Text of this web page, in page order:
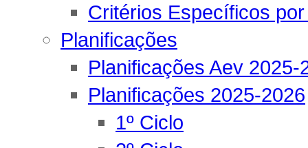
Critérios Específicos
Planificações
Planificações Aev 2025-
Planificações 2025-2026
1º Ciclo